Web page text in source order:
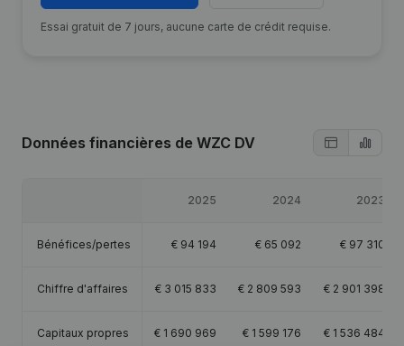
Essai gratuit de 7 jours, aucune carte de crédit requise.
Données financières de WZC DV
2025 2024 2023
Bénéfices/pertes € 94 194 € 65 092 € 97 310
Chiffre d'affaires € 3 015 833 € 2 809 593 € 2 901 398
Capitaux propres € 1 690 969 € 1 599 176 € 1 536 484